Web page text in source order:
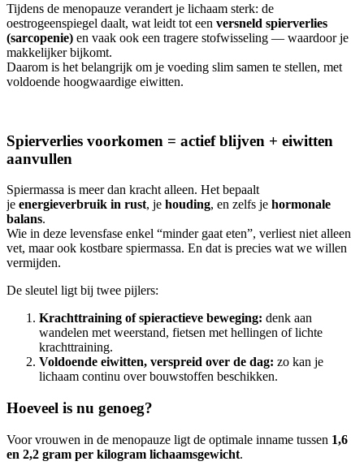
Tijdens de menopauze verandert je lichaam sterk: de
oestrogeenspiegel daalt, wat leidt tot een versneld spierverlies
(sarcopenie) en vaak ook een tragere stofwisseling — waardoor je
makkelijker bijkomt.
Daarom is het belangrijk om je voeding slim samen te stellen, met
voldoende hoogwaardige eiwitten.
Spierverlies voorkomen = actief blijven + eiwitten
aanvullen
Spiermassa is meer dan kracht alleen. Het bepaalt
je energieverbruik in rust, je houding, en zelfs je hormonale
balans.
Wie in deze levensfase enkel “minder gaat eten”, verliest niet alleen
vet, maar ook kostbare spiermassa. En dat is precies wat we willen
vermijden.
De sleutel ligt bij twee pijlers:
Krachttraining of spieractieve beweging: denk aan
wandelen met weerstand, fietsen met hellingen of lichte
krachttraining.
Voldoende eiwitten, verspreid over de dag: zo kan je
lichaam continu over bouwstoffen beschikken.
Hoeveel is nu genoeg?
Voor vrouwen in de menopauze ligt de optimale inname tussen 1,6
en 2,2 gram per kilogram lichaamsgewicht.